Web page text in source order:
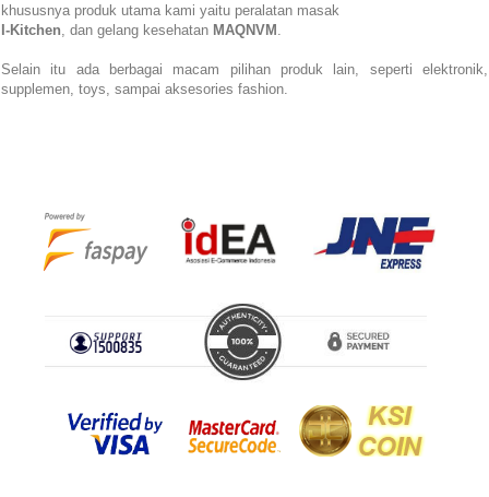
khususnya produk utama kami yaitu peralatan masak
I-Kitchen , dan gelang kesehatan MAQNVM
Selain itu ada berbagai macam pilihan produk lain, seperti elektronik,
supplemen, toys, sampai aksesories fashion.